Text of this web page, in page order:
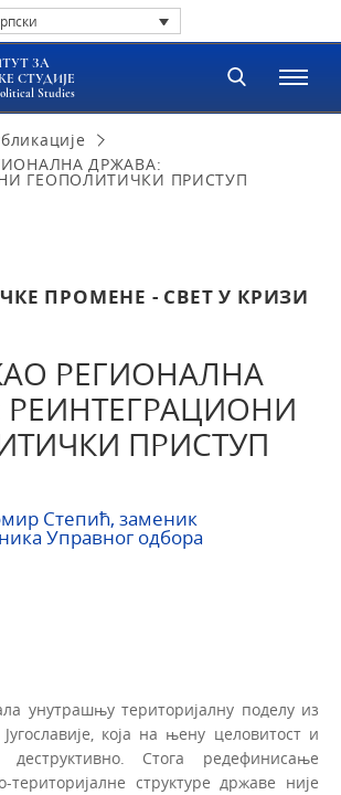
ЗА
СТУДИЈЕ
Studies
ДРЖАВА:
ГЕОПОЛИТИЧКИ ПРИСТУП
ПРОМЕНЕ - СВЕТ У КРИЗИ
РЕГИОНАЛНА
РЕИНТЕГРАЦИОНИ
ПРИСТУП
Степић, заменик
Управног одбора
унутрашњу територијалну поделу из
која на њену целовитост и
деструктивно. Стога редефинисање
територијалне структуре државе није